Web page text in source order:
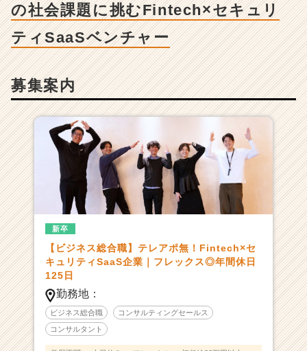
0
億
会
課
に
挑
む
F
n
e
c
キ
リ
の社会課題に挑むFintech×セキュリ
ティSaaSベンチャー
募集案内
新卒
【ビジネス総合職】テレアポ無！Fintech×セ
キュリティSaaS企業｜フレックス◎年間休日
125日
勤務地：
ビジネス総合職 コンサルティングセールス
コンサルタント